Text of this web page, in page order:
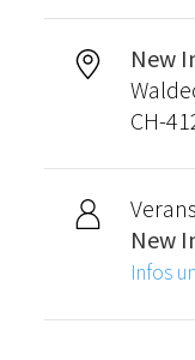
New
CH-
New
Infos